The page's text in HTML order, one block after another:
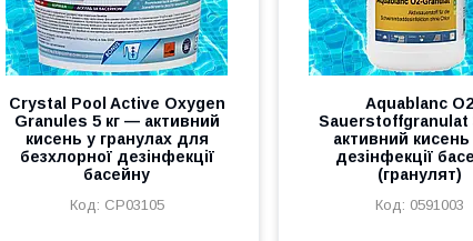
Crystal Pool Active Oxygen
Granules 5 кг — активний
кисень у гранулах для
безхлорної дезінфекції
басейну
CP03105
Aquablanc O2
Sauerstoffgranulat
активний
дезінфекції
(гранулят)
0591003